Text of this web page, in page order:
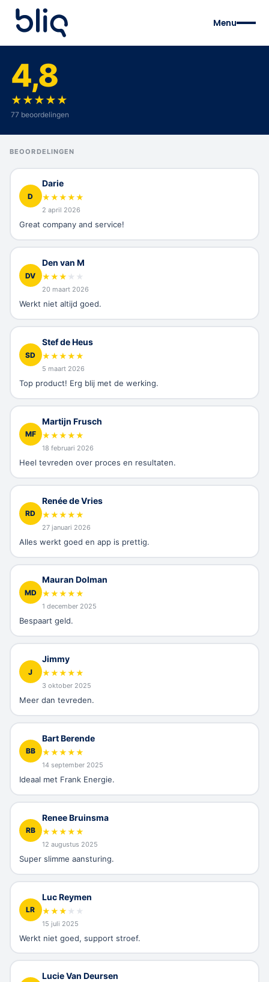
Menu
4,8
★★★★★
77 beoordelingen
BEOORDELINGEN
D
Darie
★★★★★
2 april 2026
Great company and service!
DV
Den van M
★★★ ★ ★
20 maart 2026
Werkt niet altijd goed.
SD
Stef de Heus
★★★★★
5 maart 2026
Top product! Erg blij met de werking.
MF
Martijn Frusch
★★★★★
18 februari 2026
Heel tevreden over proces en resultaten.
RD
Renée de Vries
★★★★★
27 januari 2026
Alles werkt goed en app is prettig.
MD
Mauran Dolman
★★★★★
1 december 2025
Bespaart geld.
J
Jimmy
★★★★★
3 oktober 2025
Meer dan tevreden.
BB
Bart Berende
★★★★★
14 september 2025
Ideaal met Frank Energie.
RB
Renee Bruinsma
★★★★★
12 augustus 2025
Super slimme aansturing.
LR
Luc Reymen
★★★ ★ ★
15 juli 2025
Werkt niet goed, support stroef.
Lucie Van Deursen